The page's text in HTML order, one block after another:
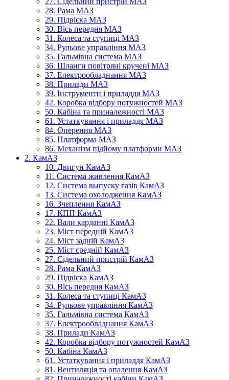
28. Рама МАЗ
29. Підвіска МАЗ
30. Вісь передня МАЗ
31. Колеса та ступиці МАЗ
34. Рульове управління МАЗ
35. Гальмівна система МАЗ
36. Шланги повітряні кручені МАЗ
37. Електрообладнання МАЗ
38. Прилади МАЗ
39. Інструменти і приладдя МАЗ
42. Коробка відбору потужностей МАЗ
50. Кабіна та приналежності МАЗ
61. Устаткування і приладдя МАЗ
84. Оперення МАЗ
85. Платформа МАЗ
86. Механізм підйому платформи МАЗ
2. КамАЗ
10. Двигун КамАЗ
11. Система живлення КамАЗ
12. Система выпуску газів КамАЗ
13. Система охолодження КамАЗ
16. Зчеплення КамАЗ
17. КПП КамАЗ
22. Вали карданні КамАЗ
23. Міст передній КамАЗ
24. Міст задній КамАЗ
25. Міст средній КамАЗ
27. Сідельний пристрій КамАЗ
28. Рама КамАЗ
29. Підвіска КамАЗ
30. Вісь передня КамАЗ
31. Колеса та ступиці КамАЗ
34. Рульове управління КамАЗ
35. Гальмівна система КамАЗ
37. Електрообладнання КамАЗ
38. Прилади КамАЗ
42. Коробка відбору потужностей КамАЗ
50. Кабіна КамАЗ
61. Устаткування і приладдя КамАЗ
81. Вентиляція та опалення КамАЗ